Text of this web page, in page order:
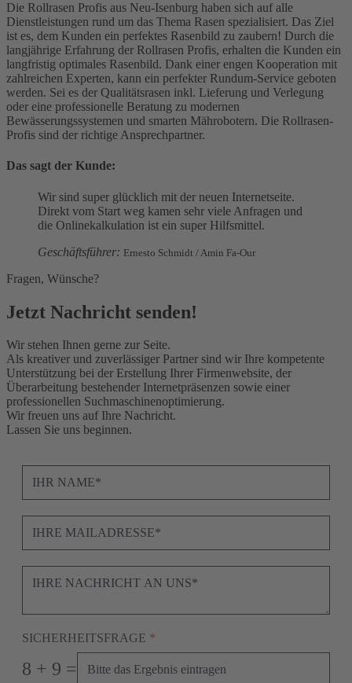
Die Rollrasen Profis aus Neu-Isenburg haben sich auf alle
Dienstleistungen rund um das Thema Rasen spezialisiert. Das Ziel
ist es, dem Kunden ein perfektes Rasenbild zu zaubern! Durch die
langjährige Erfahrung der Rollrasen Profis, erhalten die Kunden ein
langfristig optimales Rasenbild. Dank einer engen Kooperation mit
zahlreichen Experten, kann ein perfekter Rundum-Service geboten
werden. Sei es der Qualitätsrasen inkl. Lieferung und Verlegung
oder eine professionelle Beratung zu modernen
Bewässerungssystemen und smarten Mährobotern. Die Rollrasen-
Profis sind der richtige Ansprechpartner.
Das sagt der Kunde:
Wir sind super glücklich mit der neuen Internetseite.
Direkt vom Start weg kamen sehr viele Anfragen und
die Onlinekalkulation ist ein super Hilfsmittel.
Geschäftsführer: Ernesto Schmidt / Amin Fa-Our
Fragen, Wünsche?
Jetzt Nachricht senden!
Wir stehen Ihnen gerne zur Seite.
Als kreativer und zuverlässiger Partner sind wir Ihre kompetente
Unterstützung bei der Erstellung Ihrer Firmenwebsite, der
Überarbeitung bestehender Internetpräsenzen sowie einer
professionellen Suchmaschinenoptimierung.
Wir freuen uns auf Ihre Nachricht.
Lassen Sie uns beginnen.
SICHERHEITSFRAGE *
8 + 9 =